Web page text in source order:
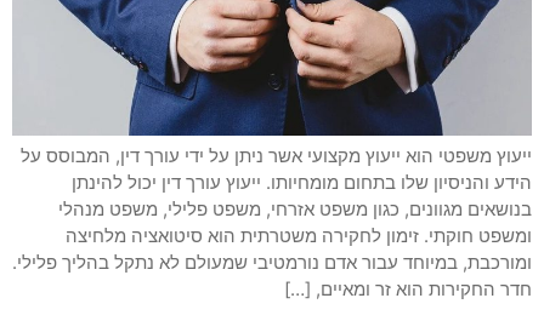
ייעוץ משפטי הוא ייעוץ מקצועי אשר ניתן על ידי עורך דין, המבוסס על
הידע והניסיון שלו בתחום מומחיותו. ייעוץ עורך דין יכול להינתן
בנושאים מגוונים, כגון משפט אזרחי, משפט פלילי, משפט מנהלי
ומשפט חוקתי. זימון לחקירה משטרתית הוא סיטואציה מלחיצה
ומורכבת, במיוחד עבור אדם נורמטיבי שמעולם לא נתקל בהליך פלילי.
חדר החקירות הוא זר ומאיים, […]